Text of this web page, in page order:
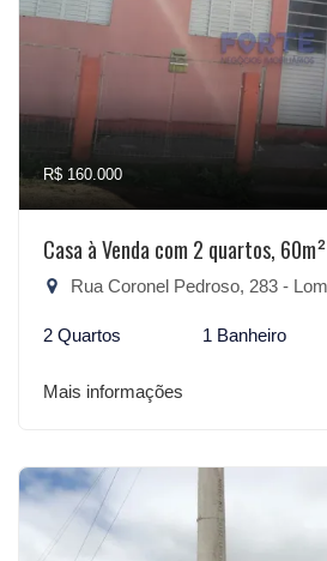
R$ 160.000
Casa à Venda com 2 quartos, 60m²
Rua Coronel Pedroso, 283 - Lomba,
2 Quartos 1 Banheiro
Mais informações